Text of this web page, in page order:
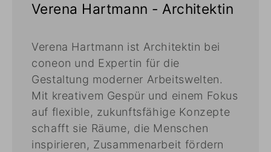
Verena Hartmann - Architektin
Verena Hartmann ist Architektin bei
coneon und Expertin für die
Gestaltung moderner Arbeitswelten.
Mit kreativem Gespür und einem Fokus
auf flexible, zukunftsfähige Konzepte
schafft sie Räume, die Menschen
inspirieren, Zusammenarbeit fördern